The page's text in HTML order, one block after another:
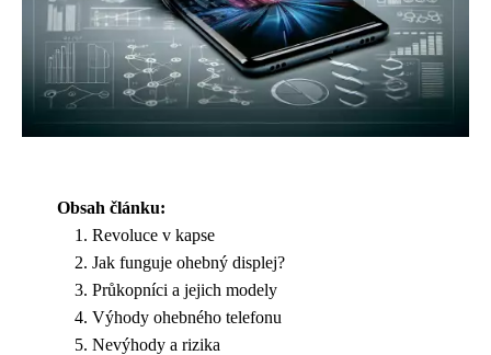
Obsah článku:
Revoluce v kapse
Jak funguje ohebný displej?
Průkopníci a jejich modely
Výhody ohebného telefonu
Nevýhody a rizika